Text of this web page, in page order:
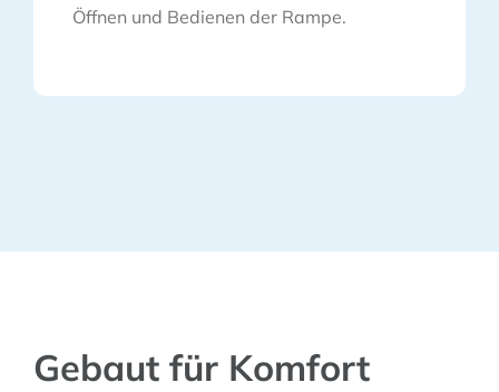
Öffnen und Bedienen der Rampe.
Gebaut für Komfort